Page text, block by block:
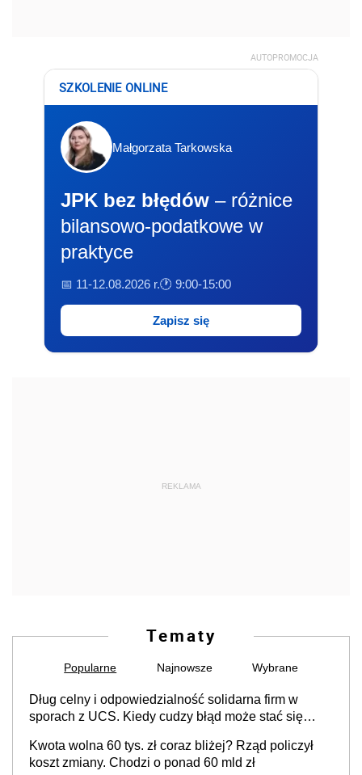
AUTOPROMOCJA
SZKOLENIE ONLINE
Małgorzata Tarkowska
JPK bez błędów – różnice
bilansowo-podatkowe w
praktyce
📅 11-12.08.2026 r.🕐 9:00-15:00
Zapisz się
REKLAMA
Tematy
Popularne Najnowsze Wybrane
Dług celny i odpowiedzialność solidarna firm w
sporach z UCS. Kiedy cudzy błąd może stać się
Kwota wolna 60 tys. zł coraz bliżej? Rząd policzył
koszt zmiany. Chodzi o ponad 60 mld zł